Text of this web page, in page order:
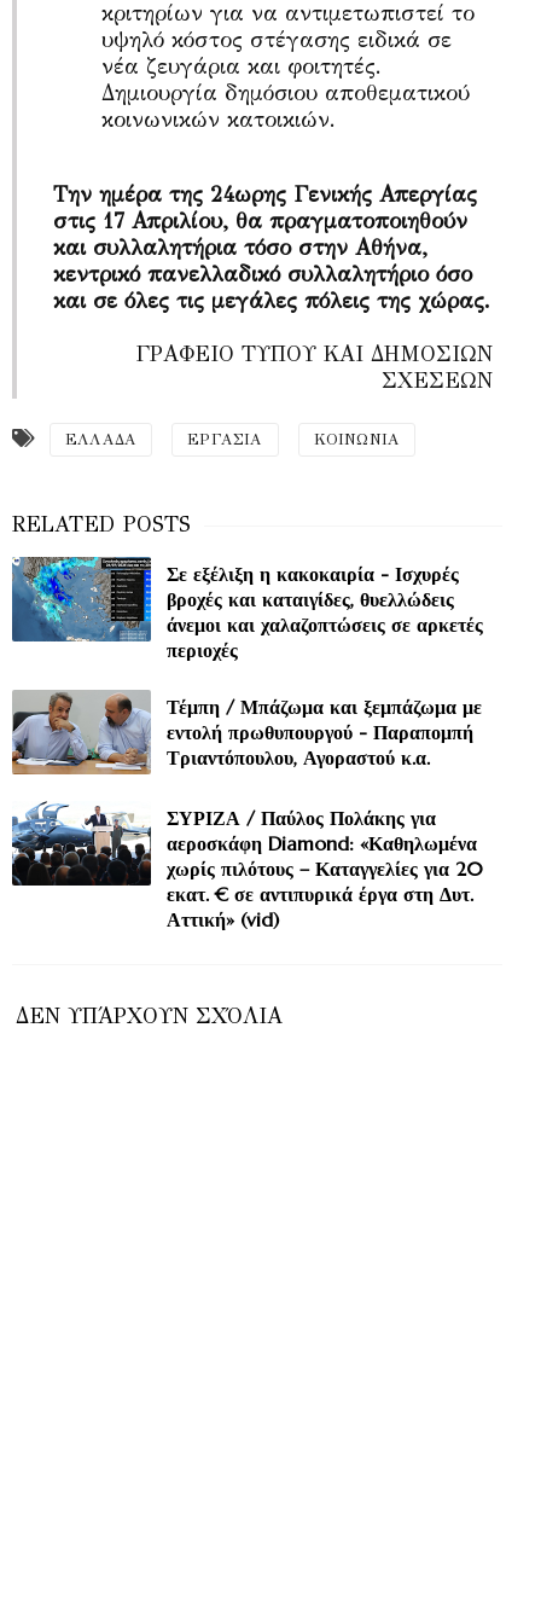
κριτηρίων για να αντιμετωπιστεί το
υψηλό κόστος στέγασης ειδικά σε
νέα ζευγάρια και φοιτητές.
Δημιουργία δημόσιου αποθεματικού
κοινωνικών κατοικιών.
Την ημέρα της 24ωρης Γενικής Απεργίας
στις 17 Απριλίου, θα πραγματοποιηθούν
και συλλαλητήρια τόσο στην Αθήνα,
κεντρικό πανελλαδικό συλλαλητήριο όσο
και σε όλες τις μεγάλες πόλεις της χώρας.
ΓΡΑΦΕΙΟ ΤΥΠΟΥ ΚΑΙ ΔΗΜΟΣΙΩΝ
ΣΧΕΣΕΩΝ
ΕΛΛΑΔΑ ΕΡΓΑΣΙΑ ΚΟΙΝΩΝΙΑ
Σε εξέλιξη η κακοκαιρία - Ισχυρές
βροχές και καταιγίδες, θυελλώδεις
άνεμοι και χαλαζοπτώσεις σε αρκετές
περιοχές
Τέμπη / Μπάζωμα και ξεμπάζωμα με
εντολή πρωθυπουργού - Παραπομπή
Τριαντόπουλου, Αγοραστού κ.α.
ΣΥΡΙΖΑ / Παύλος Πολάκης για
αεροσκάφη Diamond: «Καθηλωμένα
χωρίς πιλότους – Καταγγελίες για 20
εκατ. € σε αντιπυρικά έργα στη Δυτ.
Αττική» (vid)
ΔΕΝ ΥΠΆΡΧΟΥΝ ΣΧΌΛΙΑ